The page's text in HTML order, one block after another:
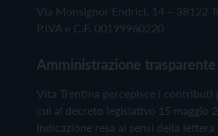
Via Monsignor Endrici, 14 – 38122
P.IVA e C.F. 00199960220
Amministrazione trasparente
Vita Trentina percepisce i
cui al decreto legislativo 15 maggio
Indicazione resa ai sensi della